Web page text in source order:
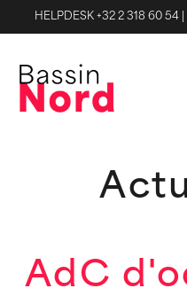
HELPDESK +32 2 318 60 54
AdC